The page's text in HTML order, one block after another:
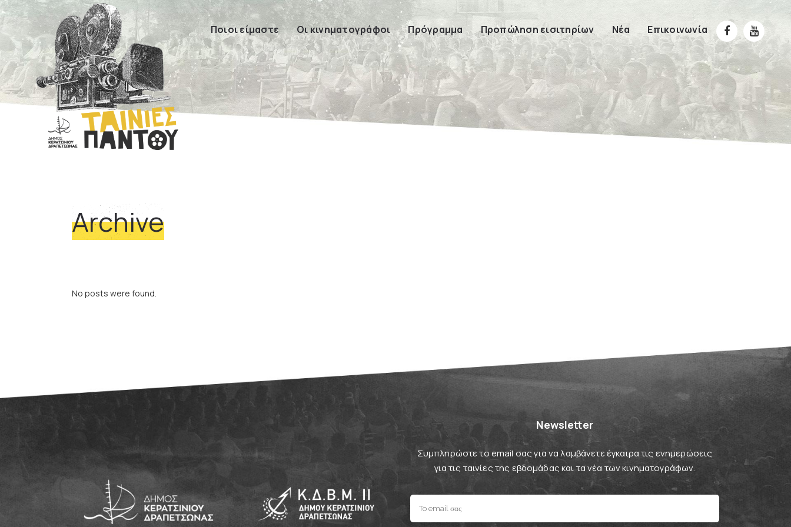
Ποιοι είμαστε Οι κινηματογράφοι Πρόγραμμα Προπώληση εισιτηρίων Νέα Επικοινωνία
Archive
No posts were found.
Newsletter
Συμπληρώστε το email σας για να λαμβάνετε έγκαιρα τις ενημερώσεις
για τις ταινίες της εβδομάδας και τα νέα των κινηματογράφων.